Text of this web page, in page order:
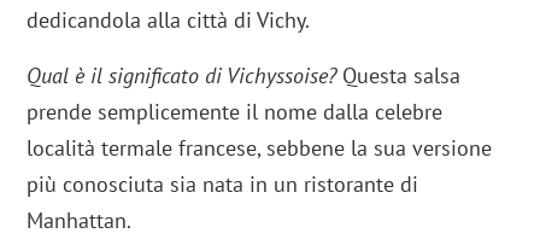
dedicandola alla città di Vichy.
Qual è il significato di Vichyssoise?Questa salsa
prende semplicemente il nome dalla celebre
località termale francese, sebbene la sua versione
più conosciuta sia nata in un ristorante di
Manhattan.